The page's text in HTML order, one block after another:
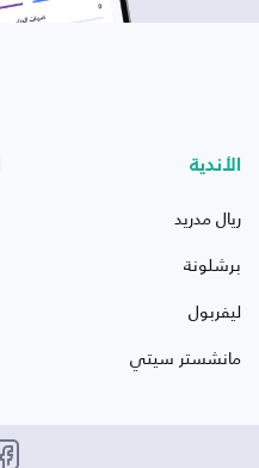
الأندية
ريال مدريد
برشلونة
ليفربول
مانشستر سيتي